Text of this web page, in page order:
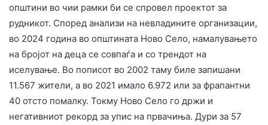
општини во чии рамки би се спровел проектот за
рудникот. Според анализи на невладините организации,
во 2024 година во општината Ново Село, намалувањето
на бројот на деца се совпаѓа и со трендот на
иселување. Во пописот во 2002 таму биле запишани
11.567 жители, а во 2021 имало 6.972 или за фрапантни
40 отсто помалку. Токму Ново Село го држи и
негативниот рекорд за упис на првачиња. Дури за 57